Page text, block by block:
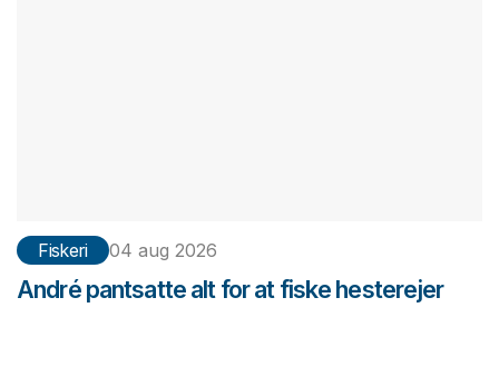
Fiskeri 04 aug 2026
André pantsatte alt for at fiske hesterejer